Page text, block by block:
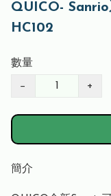
QUICO-
HC102
數量
− +
簡介